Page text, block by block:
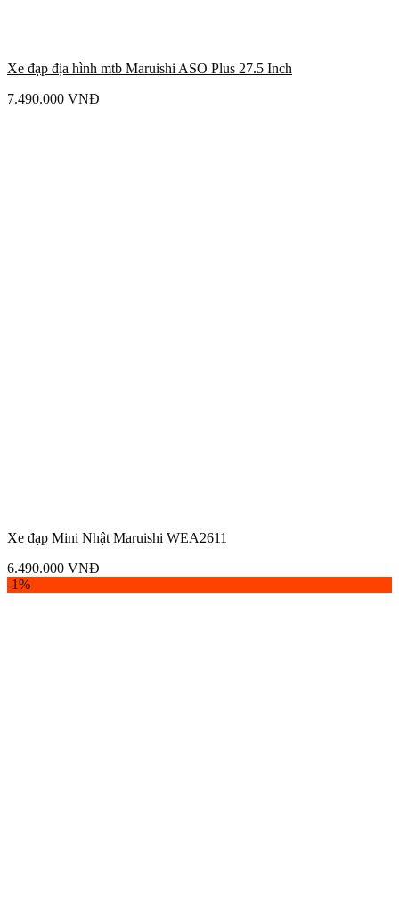
Xe đạp địa hình mtb Maruishi ASO Plus 27.5 Inch
7.490.000 VNĐ
Xe đạp Mini Nhật Maruishi WEA2611
6.490.000 VNĐ
-1%